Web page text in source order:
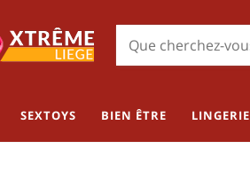
SEXTOYS BIEN ÊTRE LINGERIE